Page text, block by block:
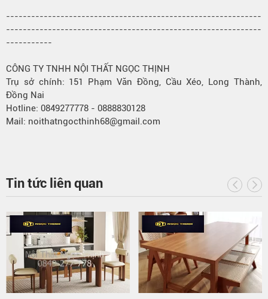
-------------------------------------------------------------
-------------------------------------------------------------
-----------
CÔNG TY TNHH NỘI THẤT NGỌC THỊNH
Trụ sở chính: 151 Phạm Văn Đồng, Cầu Xéo, Long Thành,
Đồng Nai
Hotline: 0849277778 - 0888830128
Mail: noithatngocthinh68@gmail.com
Tin tức liên quan